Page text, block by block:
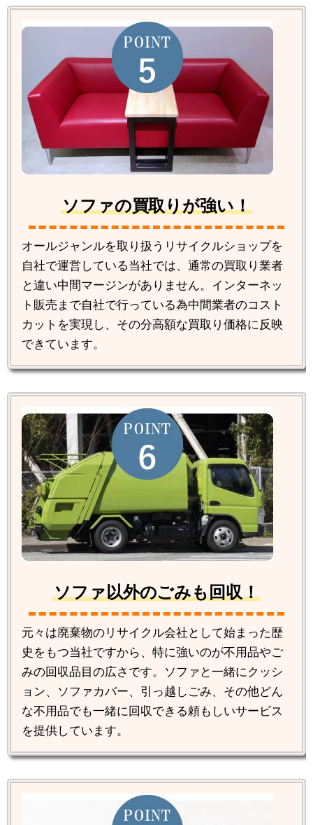
ソファの買取りが強い！
オールジャンルを取り扱うリサイクルショップを
自社で運営している当社では、通常の買取り業者
と違い中間マージンがありません。インターネッ
ト販売まで自社で行っている為中間業者のコスト
カットを実現し、その分高額な買取り価格に反映
できています。
ソファ以外のごみも回収！
元々は廃棄物のリサイクル会社として始まった歴
史をもつ当社ですから、特に強いのが不用品やご
みの回収品目の広さです。ソファと一緒にクッシ
ョン、ソファカバー、引っ越しごみ、その他どん
な不用品でも一緒に回収できる頼もしいサービス
を提供しています。